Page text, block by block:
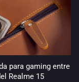
para gaming entre
Realme 15